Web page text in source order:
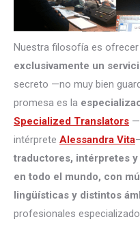
Nuestra filosofía es
exclusivamente un
secreto —no muy bien
promesa es la
Specialized Translators
intérprete Alessandra Vita
traductores, intérpretes y
en todo el mundo, con
lingüísticas y distintos
profesionales